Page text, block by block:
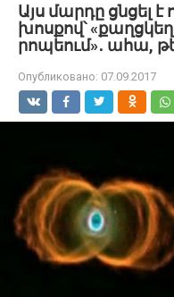
Այս մարդը ցնցել
խոսքով՝
րոպեում»․ ահա,
Опубликовано: 07.09.2017